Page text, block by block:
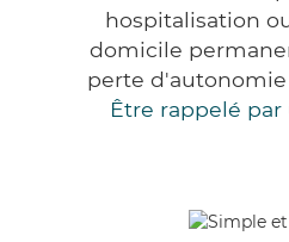
hospitalisation
domicile
perte d'autonomie
Être rappelé